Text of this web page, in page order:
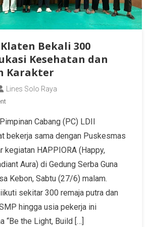
Bekali 300
Kesehatan dan
Karakter
Lines Solo Raya
Cabang (PC) LDII
bekerja sama dengan Puskesmas
kegiatan HAPPIORA (Happy,
Aura) di Gedung Serba Guna
Kebon, Sabtu (27/6) malam.
sekitar 300 remaja putra dan
hingga usia pekerja ini
“Be the Light, Build […]